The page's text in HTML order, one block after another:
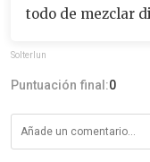
todo de mezclar
Solterlun
Puntuación final:0